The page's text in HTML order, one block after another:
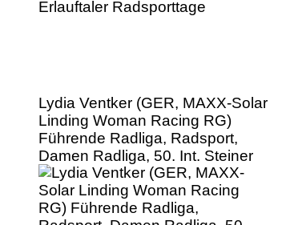
Lydia Ventker (GER, MAXX-Solar
Linding Woman Racing RG)
Führende Radliga, Radsport,
Damen Radliga, 50. Int. Steiner
Shopping Erlauftaler
Radsporttage